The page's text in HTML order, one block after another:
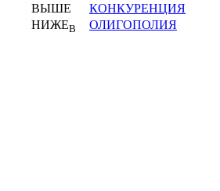
ВЫШЕ
КОНКУРЕНЦИЯ
НИЖЕВ ОЛИГОПОЛИЯ